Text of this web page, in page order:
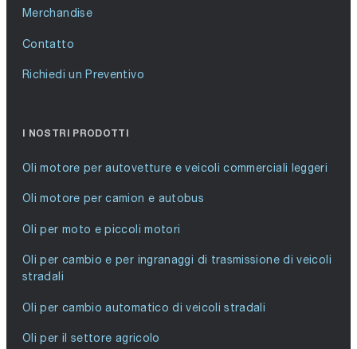
Merchandise
Contatto
Richiedi un Preventivo
I NOSTRI PRODOTTI
Oli motore per autovetture e veicoli commerciali leggeri
Oli motore per camion e autobus
Oli per moto e piccoli motori
Oli per cambio e per ingranaggi di trasmissione di veicoli
stradali
Oli per cambio automatico di veicoli stradali
Oli per il settore agricolo